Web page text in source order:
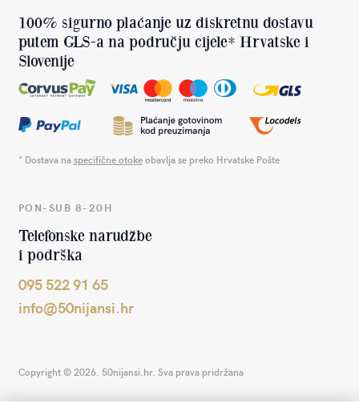
100% sigurno plaćanje uz diskretnu dostavu
putem GLS-a na području cijele* Hrvatske i
Slovenije
* Dostava naspecifične otokeobavlja se preko Hrvatske Pošte
PON-SUB 8-20H
Telefonske narudžbe
i podrška
095 522 91 65
info@50nijansi.hr
Copyright © 2026. 50nijansi.hr. Sva prava pridržana